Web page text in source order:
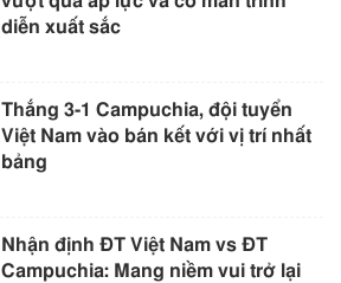
diễn xuất sắc
Thắng 3-1 Campuchia, đội tuyển
Việt Nam vào bán kết với vị trí nhất
bảng
Nhận định ĐT Việt Nam vs ĐT
Campuchia: Mang niềm vui trở lại